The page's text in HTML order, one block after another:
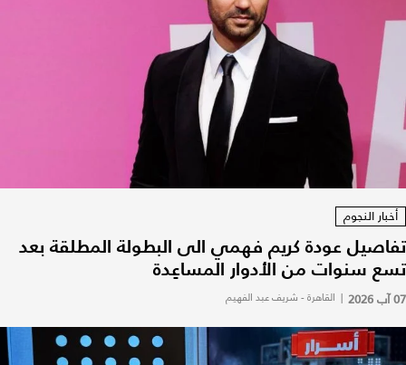
أخبار النجوم
تفاصيل عودة كريم فهمي الى البطولة المطلقة بعد
تسع سنوات من الأدوار المساعِدة
07 آب 2026 | القاهرة - شريف عبد الفهيم